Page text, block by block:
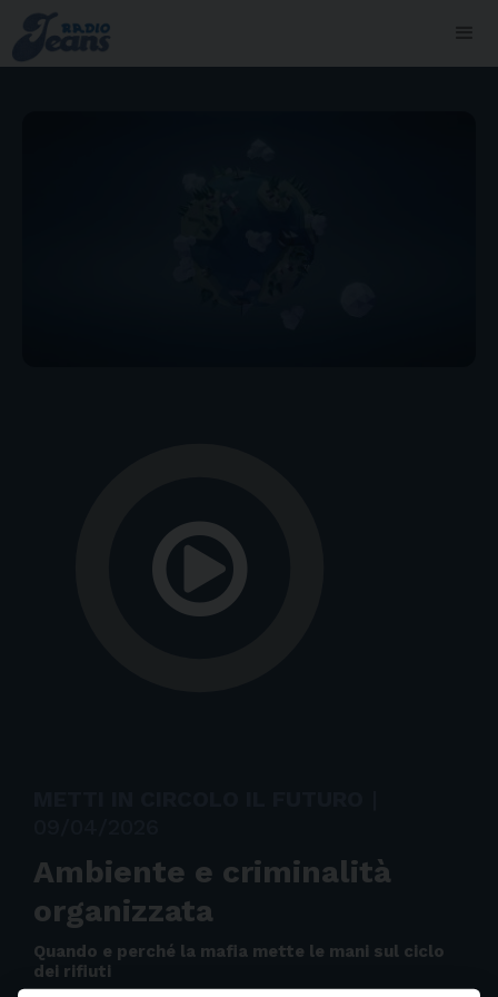
Ambiente e criminalità
organizzata
Quando e perché la mafia mette le mani sul ciclo
dei rifiuti